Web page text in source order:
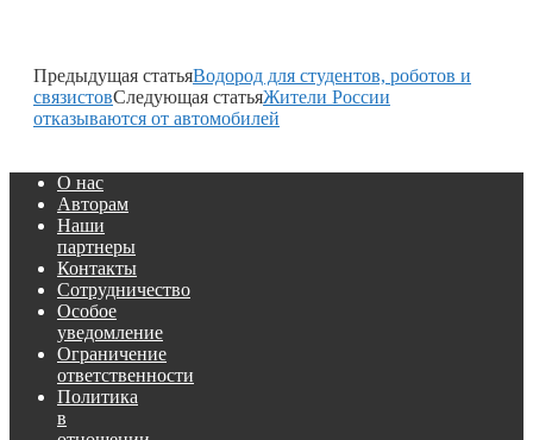
Предыдущая статьяВодород для студентов, роботов и
связистовСледующая статьяЖители России
отказываются от автомобилей
О нас
Авторам
Наши
партнеры
Контакты
Сотрудничество
Особое
уведомление
Ограничение
ответственности
Политика
в